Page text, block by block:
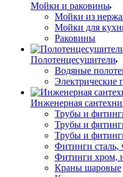
Мойки и раковины
Мойки из
Мойки для
Раковины
Полотенцесушители
Водяные
Электрические
Инженерная
Трубы и
Трубы и
Трубы и
Фитинги сталь,
Фитинги хром,
Краны шаровые